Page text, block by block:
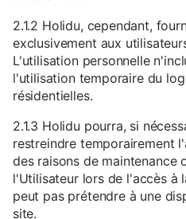
2.1.2 Holidu, cependant,
exclusivement aux
L'utilisation personnelle
l'utilisation temporaire du
résidentielles.
2.1.3 Holidu pourra, si
restreindre temporairement
des raisons de maintenance
l'Utilisateur lors de l'accès à
peut pas prétendre à une
site.